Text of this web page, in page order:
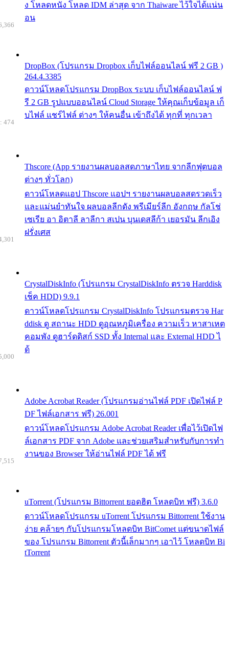
ง โหลดหนัง โหลด IDM ล่าสุด จาก Thaiware ไว้ใจได้แน่น
อน
DropBox (โปรแกรม Dropbox เก็บไฟล์ออนไลน์ ฟรี 2 GB )
264.4.3385
ดาวน์โหลดโปรแกรม DropBox ระบบ เก็บไฟล์ออนไลน์ ฟ
รี 2 GB รูปแบบออนไลน์ Cloud Storage ให้คุณเก็บข้อมูล เก็
บไฟล์ แชร์ไฟล์ ต่างๆ ให้คนอื่น เข้าถึงได้ ทุกที่ ทุกเวลา
Thscore (App รายงานผลบอลสดภาษาไทย จากลีกฟุตบอล
ต่างๆ ทั่วโลก)
ดาวน์โหลดแอป Thscore แอปฯ รายงานผลบอลสดรวดเร็ว
และแม่นยำทันใจ ผลบอลลีกดัง พรีเมียร์ลีก อังกฤษ กัลโช่
เซเรีย อา อิตาลี ลาลีกา สเปน บุนเดสลีก้า เยอรมัน ลีกเอิง
ฝรั่งเศส
474
CrystalDiskInfo (โปรแกรม CrystalDiskInfo ตรวจ Harddisk
เช็ค HDD) 9.9.1
ดาวน์โหลดโปรแกรม CrystalDiskInfo โปรแกรมตรวจ Har
ddisk ดู สถานะ HDD ดูอุณหภูมิเครื่อง ความเร็ว หาสาเหต
คอมพัง ดูฮาร์ดดิสก์ SSD ทั้ง Internal และ External HDD ไ
ด้
Adobe Acrobat Reader (โปรแกรมอ่านไฟล์ PDF เปิดไฟล์ P
DF ไฟล์เอกสาร ฟรี) 26.001
ดาวน์โหลดโปรแกรม Adobe Acrobat Reader เพื่อไว้เปิดไฟ
ล์เอกสาร PDF จาก Adobe และช่วยเสริมสำหรับกับการทำ
งานของ Browser ให้อ่านไฟล์ PDF ได้ ฟรี
uTorrent (โปรแกรม Bittorrent ยอดฮิต โหลดบิท ฟรี) 3.6.0
ดาวน์โหลดโปรแกรม uTorrent โปรแกรม Bittorrent ใช้งาน
ง่าย คล้ายๆ กับโปรแกรมโหลดบิท BitComet แต่ขนาดไฟล์
ของ โปรแกรม Bittorrent ตัวนี้เล็กมากๆ เอาไว้ โหลดบิท Bi
tTorrent